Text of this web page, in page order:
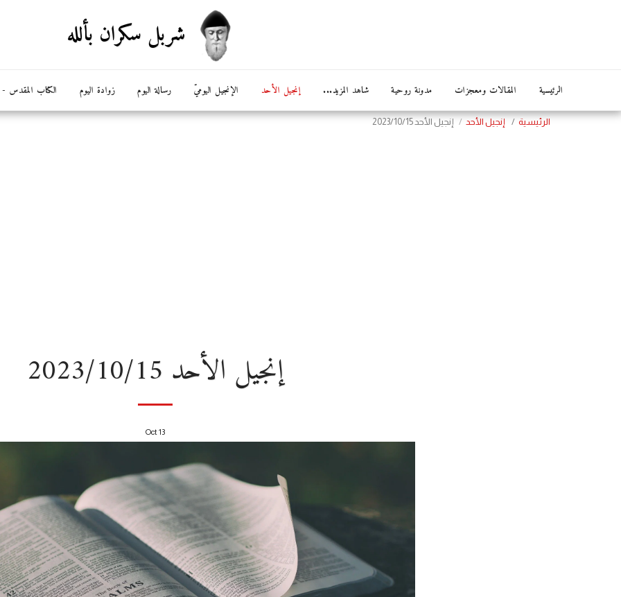
شربل سكران بألله
الرئيسية المقالات ومعجزات مدونة روحية شاهد المزيد... إنجيل الأحد الإنجيل اليوميّ رسالة اليوم زوادة اليوم الكتاب المقدس -
الرئيسية إنجيل الأحد إنجيل الأحد 2023/10/15
إنجيل الأحد 2023/10/15
13
Oct